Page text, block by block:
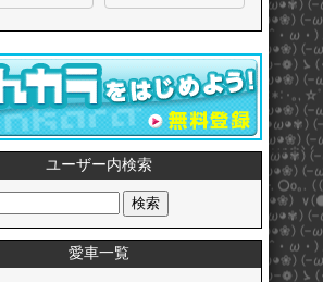
ユーザー内検索
愛車一覧